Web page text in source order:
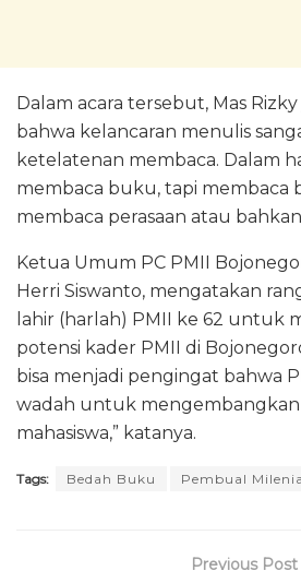
Dalam acara tersebut, Mas
bahwa kelancaran menulis
ketelatenan membaca. Dalam
membaca buku, tapi membaca
membaca perasaan atau
Ketua Umum PC PMII
Herri Siswanto, mengatakan
lahir (harlah) PMII ke 62 untuk
potensi kader PMII di
bisa menjadi pengingat bahwa
wadah untuk mengembangkan
mahasiswa,” katanya.
Tags: Bedah Buku Pembual
Previous Post